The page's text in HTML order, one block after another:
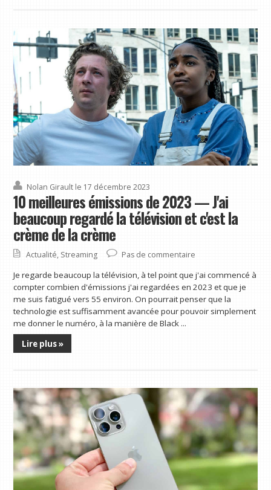
Nolan Girault le 17 décembre 2023
10 meilleures émissions de 2023 — J'ai
beaucoup regardé la télévision et c'est la
crème de la crème
Actualité, Streaming Pas de commentaire
Je regarde beaucoup la télévision, à tel point que j'ai commencé à
compter combien d'émissions j'ai regardées en 2023 et que je
me suis fatigué vers 55 environ. On pourrait penser que la
technologie est suffisamment avancée pour pouvoir simplement
me donner le numéro, à la manière de Black ...
Lire plus »